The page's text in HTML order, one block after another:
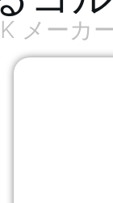
メーカ